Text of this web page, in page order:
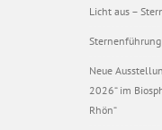
Licht aus –
Neue
2026“ im
Rhön“